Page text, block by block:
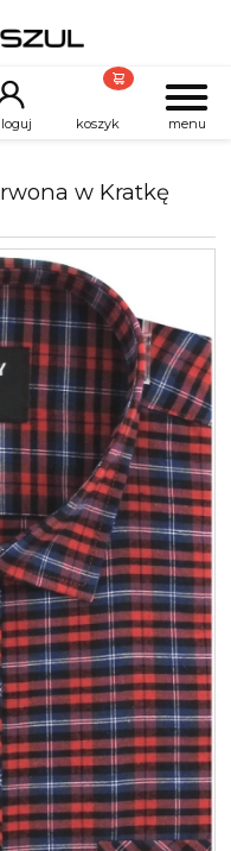
menu
koszyk
w Kratkę